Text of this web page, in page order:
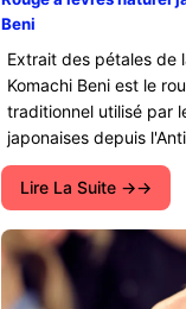
Beni
Extrait des pétales de
Komachi Beni est le
traditionnel utilisé par
japonaises depuis
Lire La Suite →